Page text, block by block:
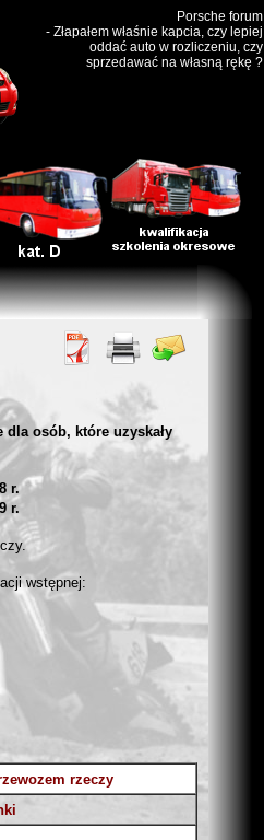
Porsche forum
- Złapałem właśnie kapcia, czy lepiej
oddać auto w rozliczeniu, czy
sprzedawać na własną rękę ?
dla osób, które uzyskały
r.
r.
wstępnej:
rzeczy